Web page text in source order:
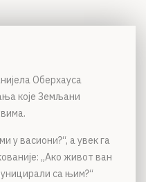
Оберхауса
које Земљани
у васиони?“, а увек га
„Ако живот ван
са њим?“